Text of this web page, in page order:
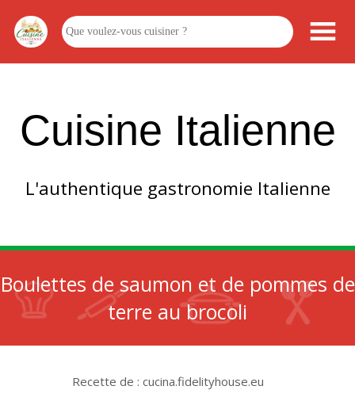
Cuisine Italienne
L'authentique gastronomie Italienne
Boulettes de saumon et de pommes de
terre au brocoli
Recette de : cucina.fidelityhouse.eu